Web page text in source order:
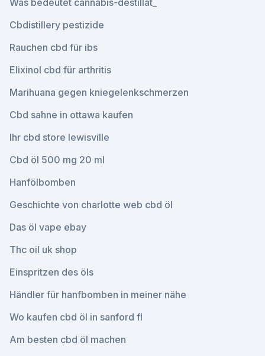
Was bedeutet cannabis-destillat_
Cbdistillery pestizide
Rauchen cbd für ibs
Elixinol cbd für arthritis
Marihuana gegen kniegelenkschmerzen
Cbd sahne in ottawa kaufen
Ihr cbd store lewisville
Cbd öl 500 mg 20 ml
Hanfölbomben
Geschichte von charlotte web cbd öl
Das öl vape ebay
Thc oil uk shop
Einspritzen des öls
Händler für hanfbomben in meiner nähe
Wo kaufen cbd öl in sanford fl
Am besten cbd öl machen